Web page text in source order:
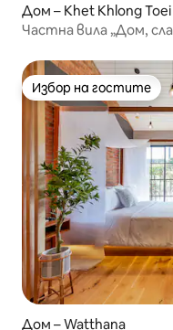
Дом – Khet Khlong Toei
Частна вила „Дом,
Избор на гостите
Избор на гостите
Дом – Watthana